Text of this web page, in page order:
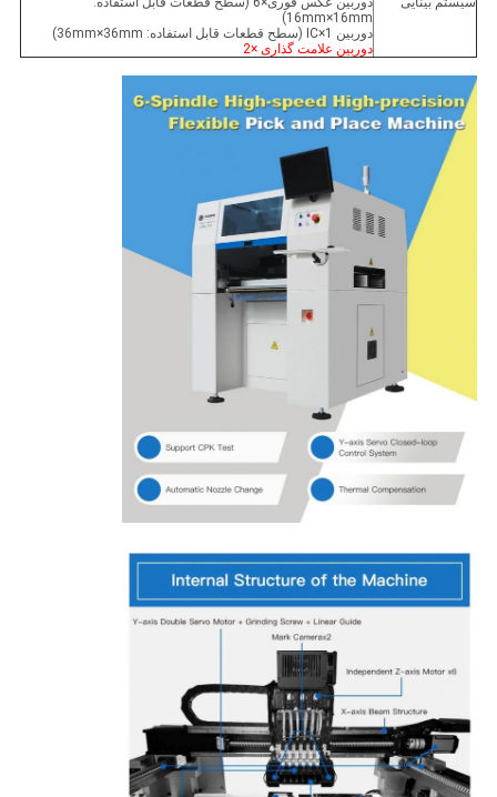
16mm×16mm)
دوربین IC×1 (سطح قطعات قابل استفاده: 36mm×36mm)
دوربین علامت گذاری ×2